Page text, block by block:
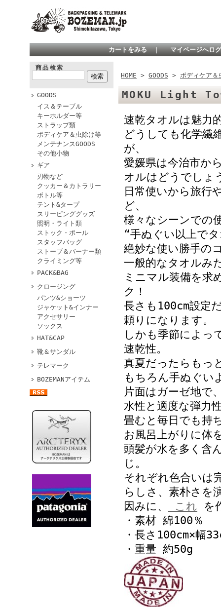
カートをみる ｜ マイページへロ
商品検索
GOODS
イス＆テーブル
キーホルダー等
ストラップ類
ボディケア＆虫除け等
メンテナンスGOODS
その他小物
ギア
刃物など
クッカー＆カトラリー
ボトル等
テント&タープ
スリーピンググッズ
照明・ライト類
ストック・ポール
スタッフバッグ
ストーブ＆バーナー類
クライミング等
PACK&BAG
クロージング
パンツ&ショーツ
ジャケット&インナー
アクセサリー
ソックス
HAT&CAP
靴＆サンダル
テレマーク
BOZEMANアイテム
HOME > GOODS > ボディケア＆
MOKU Light
速乾タオルは魅力
どうしても化学繊
が、
愛媛県は今治市か
オルはどうでしょ
日常使いから旅行
ど、
様々なシーンでの
“手ぬぐい以上で
絶妙な使い勝手の
一般的なタオルみ
ミニマル装備を求
ク！
長さも100cm設定
頼りになります。
しかも季節によっ
速乾性。
真夏だったらもっ
もちろん手ぬぐい
片面はガーゼ地で
水性と適度な弾力
畳むと毎日でも持
お風呂上がりに体
頭髪が水を多く含
じ。
それぞれ色合いは
らしさ、素朴さを
因みに、
これ を
・素材 綿100％
・長さ100cm×幅
・重量 約50g